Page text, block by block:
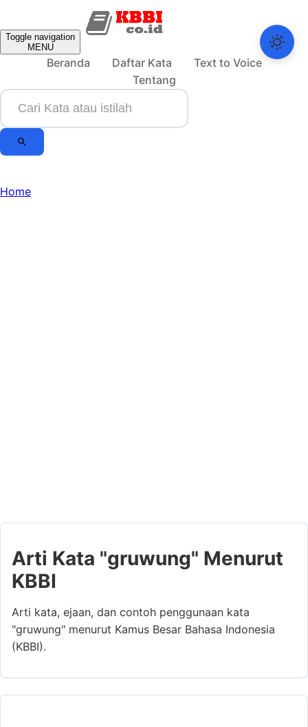
Toggle navigation
MENU
Beranda Daftar Kata
Text to Voice
Tentang
Home
Arti Kata "gruwung" Menurut
KBBI
Arti kata, ejaan, dan contoh penggunaan kata
"gruwung" menurut Kamus Besar Bahasa Indonesia
(KBBI).